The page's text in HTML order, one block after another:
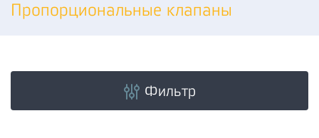
Пропорциональные клапаны
Фильтр